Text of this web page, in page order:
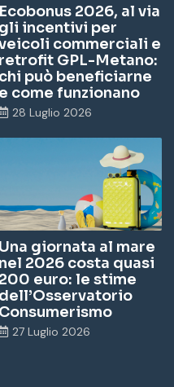
Ecobonus 2026, al via
gli incentivi per
commerciali e
retrofit GPL-Metano:
chi può beneficiarne
e come funzionano
28 Luglio 2026
Una giornata al mare
nel 2026 costa quasi
200 euro: le stime
dell’Osservatorio
Consumerismo
27 Luglio 2026